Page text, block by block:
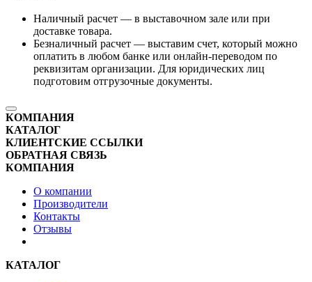
Наличный расчет — в выставочном зале или при
доставке товара.
Безналичный расчет — выставим счет, который можно
оплатить в любом банке или онлайн-переводом по
реквизитам организации. Для юридических лиц
подготовим отгрузочные документы.
КОМПАНИЯ
КАТАЛОГ
КЛИЕНТСКИЕ ССЫЛКИ
ОБРАТНАЯ СВЯЗЬ
КОМПАНИЯ
О компании
Производители
Контакты
Отзывы
КАТАЛОГ